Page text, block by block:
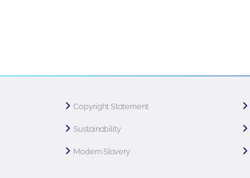
Copyright Statement
Sustainability
Modern Slavery